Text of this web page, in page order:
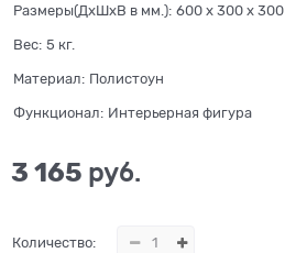
Размеры(ДхШхВ в мм.): 600 x 300 x 300
Вес: 5 кг.
Материал: Полистоун
Функционал: Интерьерная фигура
3 165 руб.
Количество: